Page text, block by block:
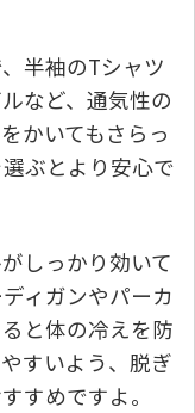
半袖のTシャツ
など、通気性の
かいてもさらっ
ぶとより安心で
しっかり効いて
ィガンやパーカ
と体の冷えを防
すいよう、脱ぎ
すめですよ。